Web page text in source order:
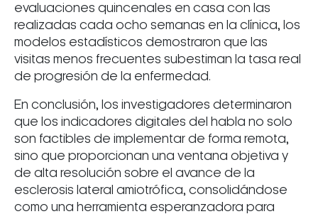
evaluaciones quincenales en casa con las
realizadas cada ocho semanas en la clínica, los
modelos estadísticos demostraron que las
visitas menos frecuentes subestiman la tasa real
de progresión de la enfermedad.
En conclusión, los investigadores determinaron
que los indicadores digitales del habla no solo
son factibles de implementar de forma remota,
sino que proporcionan una ventana objetiva y
de alta resolución sobre el avance de la
esclerosis lateral amiotrófica, consolidándose
como una herramienta esperanzadora para